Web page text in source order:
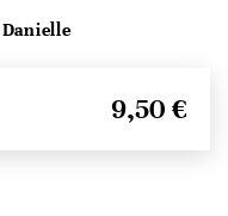
9,50 €